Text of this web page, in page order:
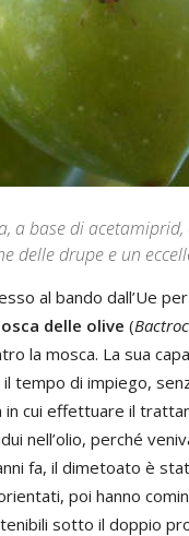
a base di
delle drupe e un
al bando dall’Ue
delle olive (
la mosca. La sua
tempo di impiego,
in cui effettuare il
nell’olio, perché
fa, il dimetoato è
poi hanno
sotto il doppio